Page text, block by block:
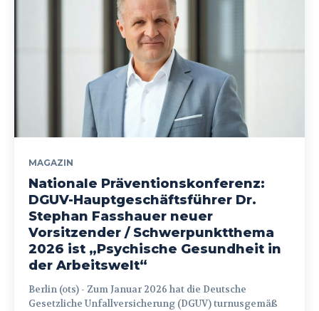
MAGAZIN
Nationale Präventionskonferenz:
DGUV-Hauptgeschäftsführer Dr.
Stephan Fasshauer neuer
Vorsitzender / Schwerpunktthema
2026 ist „Psychische Gesundheit in
der Arbeitswelt“
Berlin (ots) - Zum Januar 2026 hat die Deutsche
Gesetzliche Unfallversicherung (DGUV) turnusgemäß